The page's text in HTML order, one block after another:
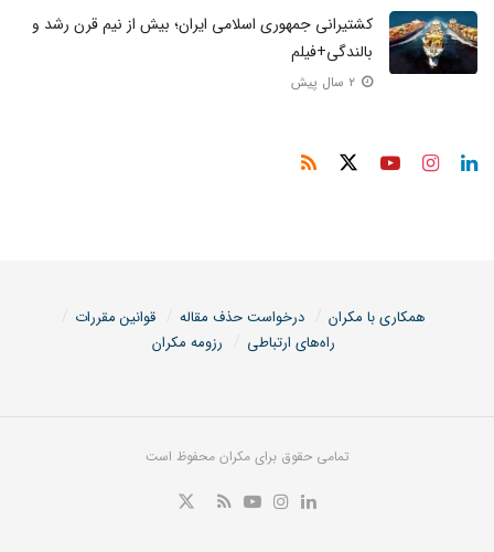
کشتیرانی جمهوری اسلامی ایران؛ بیش از نیم قرن رشد و
بالندگی+فیلم
همکاری با مکران درخواست حذف مقاله
قوانین مقررات
راه‌های ارتباطی
رزومه مکران
تمامی حقوق برای مکران محفوظ است